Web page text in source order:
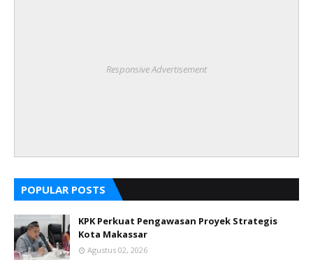
Responsive Advertisement
POPULAR POSTS
KPK Perkuat Pengawasan Proyek Strategis
Kota Makassar
Agustus 02, 2026